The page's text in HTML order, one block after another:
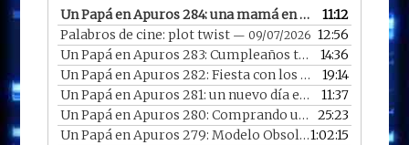
audio
Un Papá en Apuros 284: una mamá en apuros con una familia más que especial
11:12
Palabros de cine: plot twist — 09/07/2026 12:56
Un Papá en Apuros 283: Cumpleaños trimestral en 2026
14:36
Un Papá en Apuros 282: Fiesta con los chicos en casa
19:14
Un Papá en Apuros 281: un nuevo día en un nuevo año
11:37
Un Papá en Apuros 280: Comprando un portátil reacondicionado
25:23
Un Papá en Apuros 279: Modelo Obsoleto con Diego
—
1:02:15